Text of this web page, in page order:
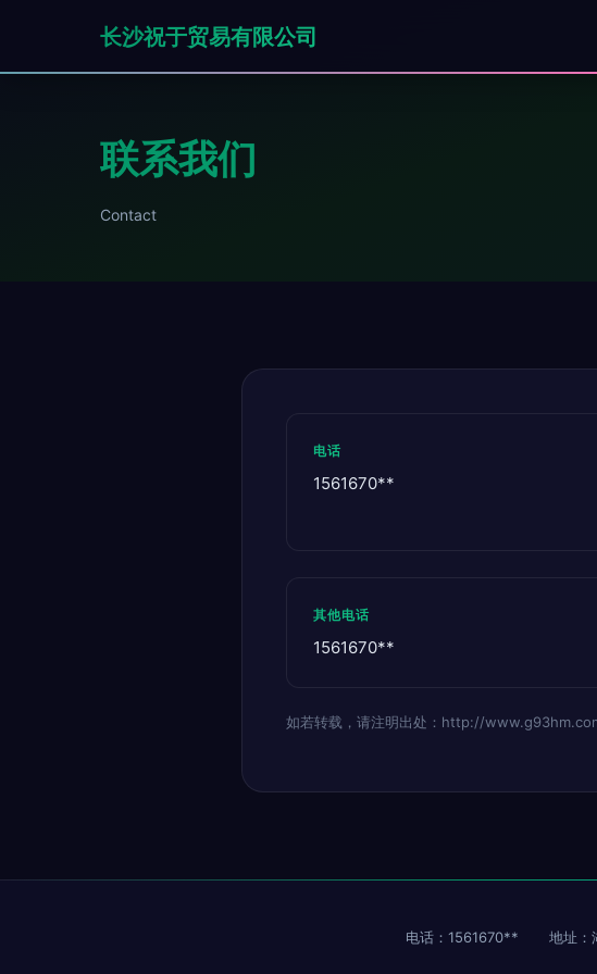
长沙祝于贸易有限公司
联系我们
Contact
电话
1561670**
其他电话
1561670**
如若转载，请注明出处：http://
电话：1561670** 地址：